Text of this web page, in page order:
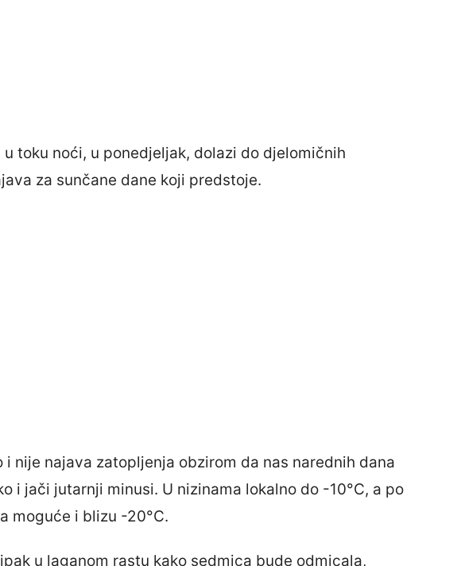
u toku noći, u ponedjeljak, dolazi do djelomičnih
za sunčane dane koji predstoje.
i nije najava zatopljenja obzirom da nas narednih dana
i jači jutarnji minusi. U nizinama lokalno do -10°C, a po
moguće i blizu -20°C.
u laganom rastu kako sedmica bude odmicala,